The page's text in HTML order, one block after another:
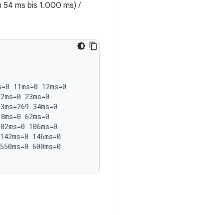
54 ms bis 1.000 ms) /
11ms=0 12ms=0
23ms=0
34ms=0
62ms=0
106ms=0
146ms=0
600ms=0